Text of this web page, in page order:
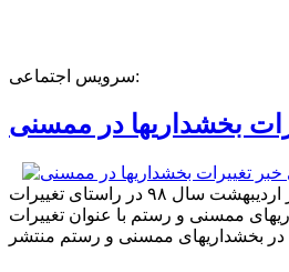
سرویس اجتماعی:
بخشداریها در ممسنی
بر اساس ادعای خبر نورآباد در اردیبهشت سال ۹۸ در راستای تغییرات
ممسنی و رستم با عنوان تغییرات